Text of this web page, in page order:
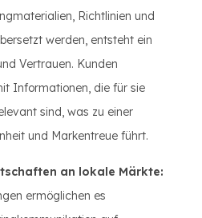
Richtlinien und
werden, entsteht ein
Vertrauen. Kunden
Informationen, die für sie
sind, was zu einer
und Markentreue führt.
an lokale Märkte:
ermöglichen es